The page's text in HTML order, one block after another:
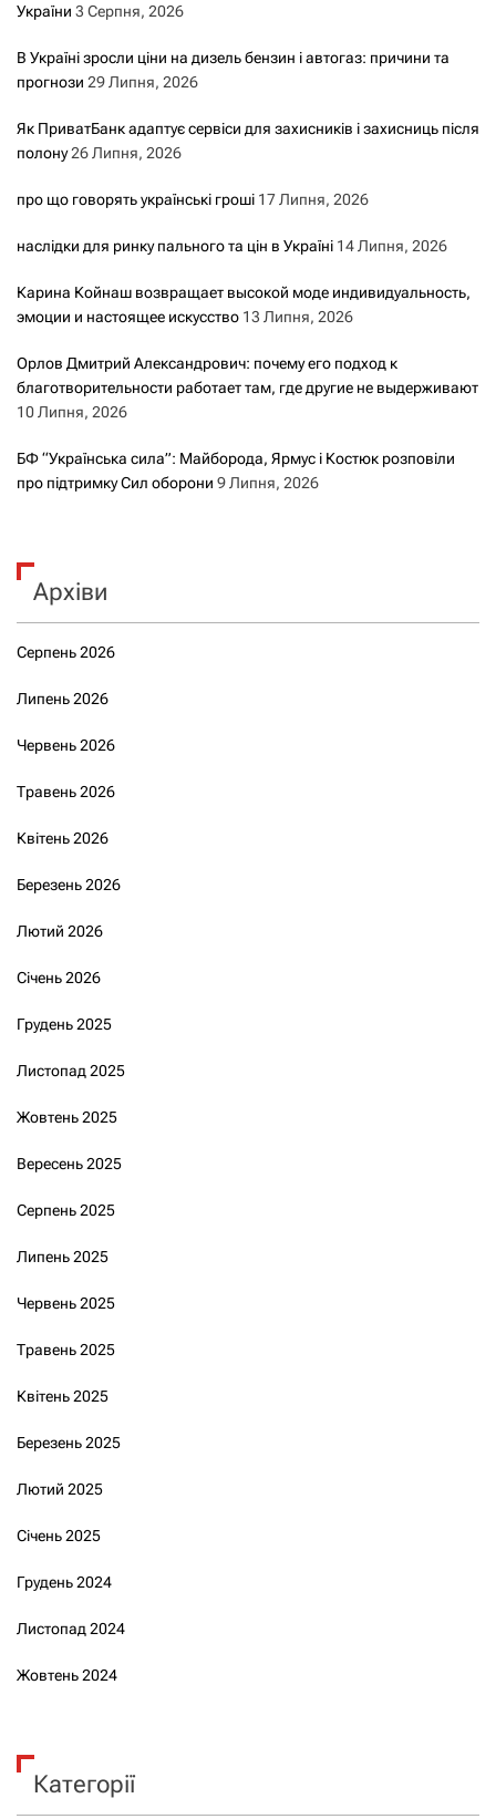
України 3 Серпня, 2026
В Україні зросли ціни на дизель бензин і автогаз: причини та
прогнози 29 Липня, 2026
Як ПриватБанк адаптує сервіси для захисників і захисниць після
полону26 Липня, 2026
про що говорять українські гроші 17 Липня, 2026
наслідки для ринку пального та цін в Україні 14 Липня, 2026
Карина Койнаш возвращает высокой моде индивидуальность,
эмоции и настоящее искусство 13 Липня, 2026
Орлов Дмитрий Александрович: почему его подход к
благотворительности работает там, где другие не выдерживают
10 Липня, 2026
БФ “Українська сила”: Майборода, Ярмус і Костюк розповіли
про підтримку Сил оборони 9 Липня, 2026
Архіви
Серпень 2026
Липень 2026
Червень 2026
Травень 2026
Квітень 2026
Березень 2026
Лютий 2026
Січень 2026
Грудень 2025
Листопад 2025
Жовтень 2025
Вересень 2025
Серпень 2025
Липень 2025
Червень 2025
Травень 2025
Квітень 2025
Березень 2025
Лютий 2025
Січень 2025
Грудень 2024
Листопад 2024
Жовтень 2024
Категорії